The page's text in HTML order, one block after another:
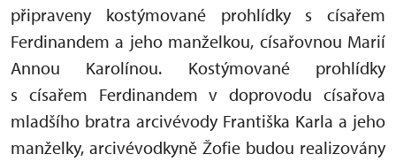
připraveny kostýmované prohlídky s císařem
Ferdinandem a jeho manželkou, císařovnou Marií
Annou Karolínou. Kostýmované prohlídky
s císařem Ferdinandem v doprovodu císařova
mladšího bratra arcivévody Františka Karla a jeho
manželky, arcivévodkyně Žofie budou realizovány